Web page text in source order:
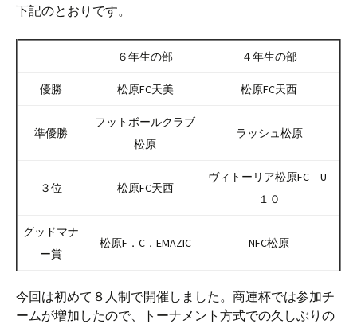
下記のとおりです。
６年生の部 ４年生の部
優勝 松原FC天美 松原FC天西
準優勝
フットボールクラブ
松原
ラッシュ松原
３位 松原FC天西
ヴィトーリア松原FC U-
１０
グッドマナ
ー賞
松原F．C．EMAZIC NFC松原
今回は初めて８人制で開催しました。商連杯では参加チ
ームが増加したので、トーナメント方式での久しぶりの